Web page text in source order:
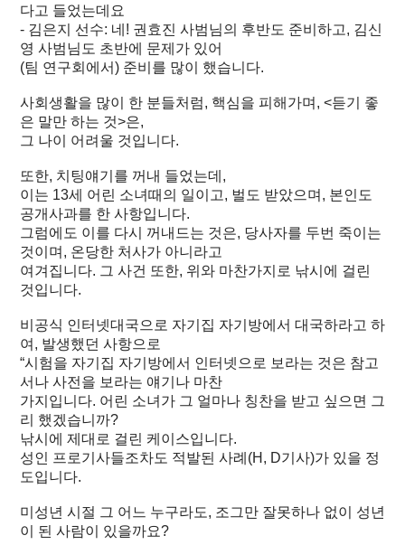
다고 들었는데요
- 김은지 선수: 네! 권효진 사범님의 후반도 준비하고, 김신
영 사범님도 초반에 문제가 있어
(팀 연구회에서) 준비를 많이 했습니다.
사회생활을 많이 한 분들처럼, 핵심을 피해가며, <듣기 좋
은 말만 하는 것>은,
그 나이 어려울 것입니다.
또한, 치팅얘기를 꺼내 들었는데,
이는 13세 어린 소녀때의 일이고, 벌도 받았으며, 본인도
공개사과를 한 사항입니다.
그럼에도 이를 다시 꺼내드는 것은, 당사자를 두번 죽이는
것이며, 온당한 처사가 아니라고
여겨집니다. 그 사건 또한, 위와 마찬가지로 낚시에 걸린
것입니다.
비공식 인터넷대국으로 자기집 자기방에서 대국하라고 하
여, 발생했던 사항으로
“시험을 자기집 자기방에서 인터넷으로 보라는 것은 참고
서나 사전을 보라는 얘기나 마찬
가지입니다. 어린 소녀가 그 얼마나 칭찬을 받고 싶으면 그
리 했겠습니까?
낚시에 제대로 걸린 케이스입니다.
성인 프로기사들조차도 적발된 사례(H, D기사)가 있을 정
도입니다.
미성년 시절 그 어느 누구라도, 조그만 잘못하나 없이 성년
이 된 사람이 있을까요?